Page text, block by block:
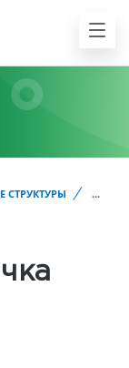
СТРУКТУРЫ
...